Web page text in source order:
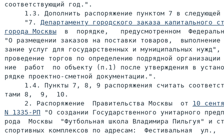
соответствующий год.".
1.3. Дополнить распоряжение пунктом 7 в следующей
     "7.
Департаменту городского заказа капитального
города Москвы
в  порядке,   предусмотренном
"О размещении заказов на поставки товаров,
зание услуг для государственных и муниципальных нужд",
проведение торгов по определению подрядной
ние  работ  по объекту (п.1) после утверждения в
рядке проектно-сметной документации.".
1.4. Пункты 7, 8, 9 распоряжения считать
тами 8,  9,  10.
     2. Распоряжение  Правительства Москвы  от
10
N 1335-РП "О создании Государственного унитарного
рода  Москвы  "Футбольная школа Владимира Пильгуя" и
спортивных комплексов по адресам:  Фестивальная